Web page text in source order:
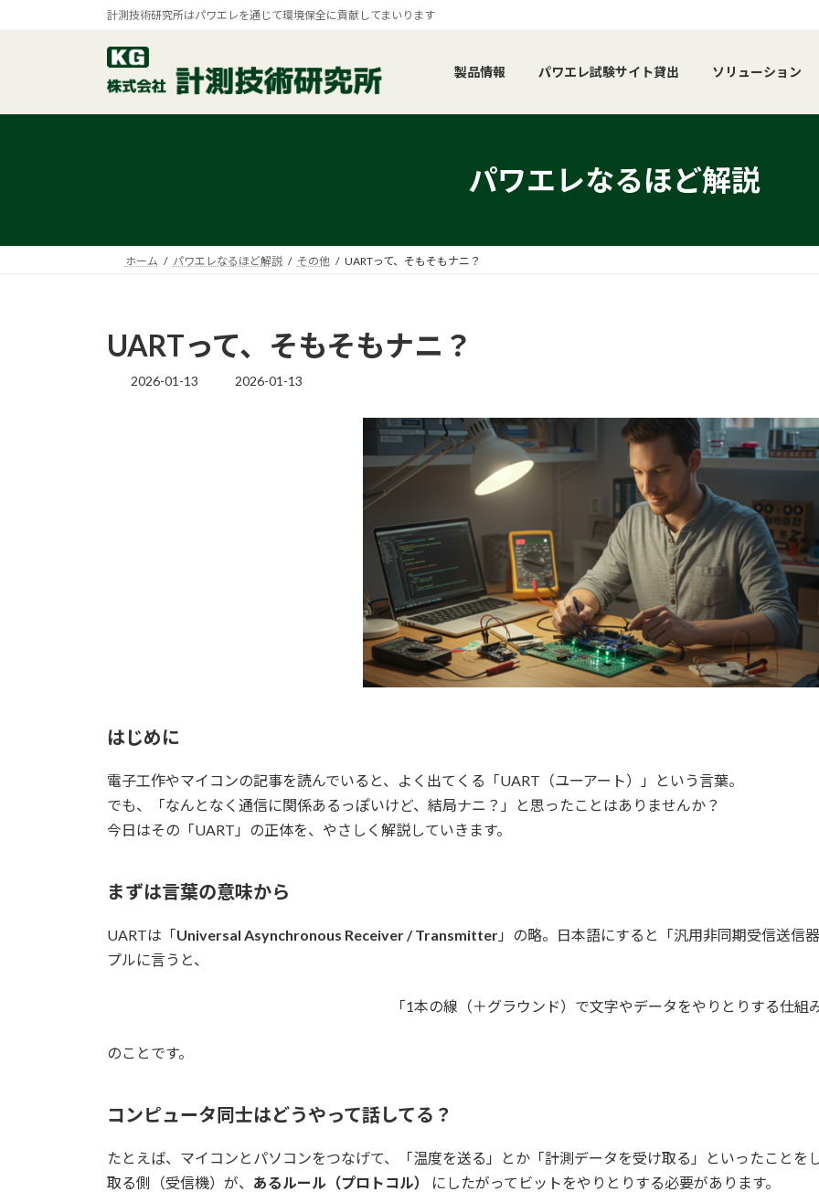
へ
ョ
計測技術研究所はパワエレを通じて環境保全に貢献してまいります
製品情報 パワエレ試験サイト貸出 ソリューション
パワエレなるほど解説
ホーム パワエレなるほど解説 その他 UARTって、そもそもナニ？
UARTって、そもそもナニ？
2026-01-13
最
2026-01-13
はじめに
電子工作やマイコンの記事を読んでいると、よく出てくる「UART（ユーアート）」という言葉。
でも、「なんとなく通信に関係あるっぽいけど、結局ナニ？」と思ったことはありませんか？
今日はその「UART」の正体を、やさしく解説していきます。
まずは言葉の意味から
UARTは「Universal Asynchronous Receiver / Transmitter 」の略。日本語にすると「汎用非同期受信送
プルに言うと、
「1本の線（＋グラウンド）で文字やデータをやりとりする仕組
のことです。
コンピュータ同士はどうやって話してる？
たとえば、マイコンとパソコンをつなげて、「温度を送る」とか「計測データを受け取る」といったことを
取る側（受信機）が、 あるルール（プロトコル） にしたがってビットをやりとりする必要があります。